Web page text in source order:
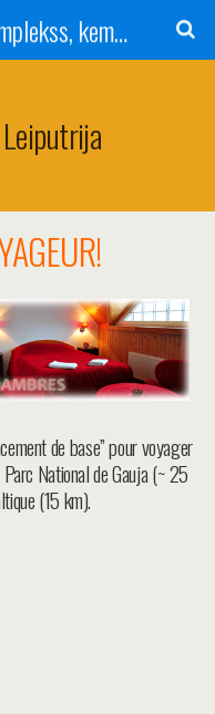
Leiputrija - atpūtas komplekss, kempings, viesu nams pie Rīgas / Camping, caravan site, bed and breakfast near Riga / Camping, caravanas, bungalows Letonia / Campingplatz, Caravanpark, Zimmer in Lettland / Kемпинг и гостевой дом к Риги
de base” pour voyager
National de Gauja (~ 25
(15 km).